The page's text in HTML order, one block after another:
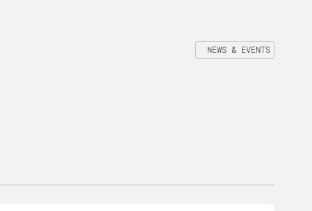
NEWS & EVENTS